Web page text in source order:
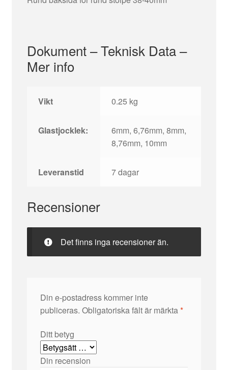
Dokument – Teknisk Data –
Mer info
Vikt 0.25 kg
Glastjocklek:
6mm, 6,76mm, 8mm,
8,76mm, 10mm
Leveranstid 7 dagar
Recensioner
Det finns inga recensioner än.
Din e-postadress kommer inte
publiceras. Obligatoriska fält är märkta*
Ditt betyg
Din recension